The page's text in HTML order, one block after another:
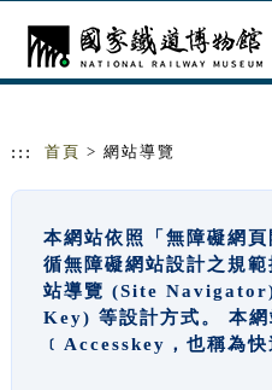
::: 首頁 > 網站導覽
本網站依照「無障礙網
循無障礙網站設計之規
站導覽 (Site
Key) 等設計方式。 本網
﹝Accesskey，也稱為快